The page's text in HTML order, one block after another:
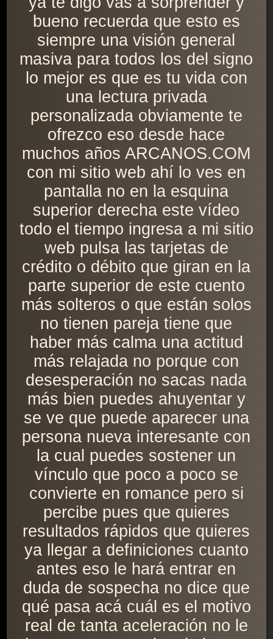
bueno recuerda que esto es
siempre una visión general
masiva para todos los del signo
lo mejor es que es tu vida con
una lectura privada
personalizada obviamente te
ofrezco eso desde hace
muchos años ARCANOS.COM
con mi sitio web ahí lo ves en
pantalla no en la esquina
superior derecha este vídeo
todo el tiempo ingresa a mi sitio
web pulsa las tarjetas de
crédito o débito que giran en la
parte superior de este cuento
más solteros o que están solos
no tienen pareja tiene que
haber más calma una actitud
más relajada no porque con
desesperación no sacas nada
más bien puedes ahuyentar y
se ve que puede aparecer una
persona nueva interesante con
la cual puedes sostener un
vínculo que poco a poco se
convierte en romance pero si
percibe pues que quieres
resultados rápidos que quieres
ya llegar a definiciones cuanto
antes eso le hará entrar en
duda de sospecha no dice que
qué pasa acá cuál es el motivo
real de tanta aceleración no le